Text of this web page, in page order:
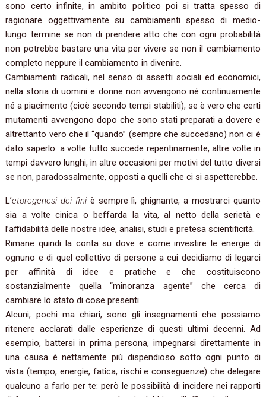
sono certo infinite, in ambito politico poi si tratta spesso di
ragionare oggettivamente su cambiamenti spesso di medio-
lungo termine se non di prendere atto che con ogni probabilità
non potrebbe bastare una vita per vivere se non il cambiamento
completo neppure il cambiamento in divenire.
Cambiamenti radicali, nel senso di assetti sociali ed economici,
nella storia di uomini e donne non avvengono né continuamente
né a piacimento (cioè secondo tempi stabiliti), se è vero che certi
mutamenti avvengono dopo che sono stati preparati a dovere e
altrettanto vero che il “quando” (sempre che succedano) non ci è
dato saperlo: a volte tutto succede repentinamente, altre volte in
tempi davvero lunghi, in altre occasioni per motivi del tutto diversi
se non, paradossalmente, opposti a quelli che ci si aspetterebbe.
L’etoregenesi dei fini è sempre lì, ghignante, a mostrarci quanto
sia a volte cinica o beffarda la vita, al netto della serietà e
l’affidabilità delle nostre idee, analisi, studi e pretesa scientificità.
Rimane quindi la conta su dove e come investire le energie di
ognuno e di quel collettivo di persone a cui decidiamo di legarci
per affinità di idee e pratiche e che costituiscono
sostanzialmente quella “minoranza agente” che cerca di
cambiare lo stato di cose presenti.
Alcuni, pochi ma chiari, sono gli insegnamenti che possiamo
ritenere acclarati dalle esperienze di questi ultimi decenni. Ad
esempio, battersi in prima persona, impegnarsi direttamente in
una causa è nettamente più dispendioso sotto ogni punto di
vista (tempo, energie, fatica, rischi e conseguenze) che delegare
qualcuno a farlo per te: però le possibilità di incidere nei rapporti